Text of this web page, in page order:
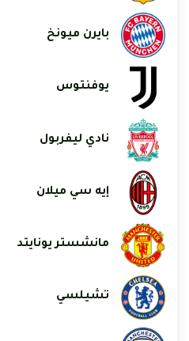
بايرن ميونخ
يوفنتوس
نادي ليفربول
إيه سي ميلان
مانشستر يونايتد
تشيلسي